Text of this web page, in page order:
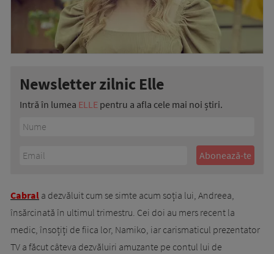
Newsletter zilnic Elle
Intră în lumea ELLE pentru a afla cele mai noi știri.
Cabral a dezvăluit cum se simte acum soția lui, Andreea,
însărcinată în ultimul trimestru. Cei doi au mers recent la
medic, însoțiți de fiica lor, Namiko, iar carismaticul prezentator
TV a făcut câteva dezvăluiri amuzante pe contul lui de